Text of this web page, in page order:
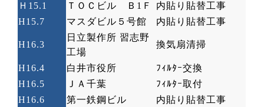
Ｈ 15.1 ＴＯＣビル Ｂ 1 Ｆ
内貼り貼替工事
H15.7
マスダビル５号館 内貼り貼替工事
H16.3
日立製作所 習志野
工場
換気扇清掃
H16.4 白井市役所
ﾌｨﾙﾀｰ交換
H16.5
ＪＡ千葉
ﾌｨﾙﾀｰ取付
H16.6
第一鉄鋼ビル
内貼り貼替工事